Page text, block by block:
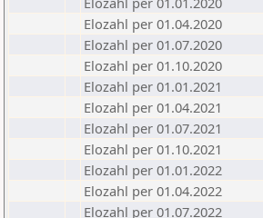
Elozahl per 01.04.2020
Elozahl per 01.07.2020
Elozahl per 01.10.2020
Elozahl per 01.01.2021
Elozahl per 01.04.2021
Elozahl per 01.07.2021
Elozahl per 01.10.2021
Elozahl per 01.01.2022
Elozahl per 01.04.2022
Elozahl per 01.07.2022